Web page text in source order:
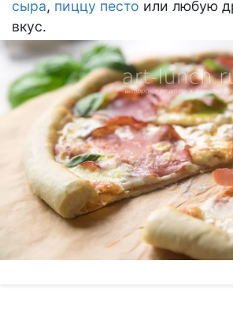
сыра, пиццу песто или любую
вкус.